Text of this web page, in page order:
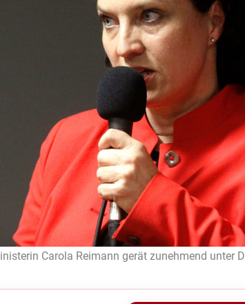
Carola Reimann gerät zunehmend unter